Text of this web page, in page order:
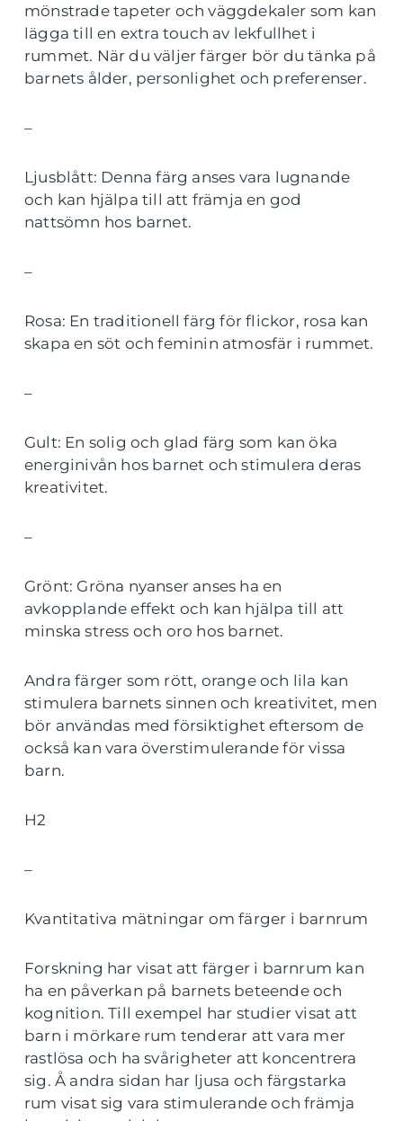
mönstrade tapeter och väggdekaler som kan
lägga till en extra touch av lekfullhet i
rummet. När du väljer färger bör du tänka på
barnets ålder, personlighet och preferenser.
–
Ljusblått: Denna färg anses vara lugnande
och kan hjälpa till att främja en god
nattsömn hos barnet.
–
Rosa: En traditionell färg för flickor, rosa kan
skapa en söt och feminin atmosfär i rummet.
–
Gult: En solig och glad färg som kan öka
energinivån hos barnet och stimulera deras
kreativitet.
–
Grönt: Gröna nyanser anses ha en
avkopplande effekt och kan hjälpa till att
minska stress och oro hos barnet.
Andra färger som rött, orange och lila kan
stimulera barnets sinnen och kreativitet, men
bör användas med försiktighet eftersom de
också kan vara överstimulerande för vissa
barn.
H2
–
Kvantitativa mätningar om färger i barnrum
Forskning har visat att färger i barnrum kan
ha en påverkan på barnets beteende och
kognition. Till exempel har studier visat att
barn i mörkare rum tenderar att vara mer
rastlösa och ha svårigheter att koncentrera
sig. Å andra sidan har ljusa och färgstarka
rum visat sig vara stimulerande och främja